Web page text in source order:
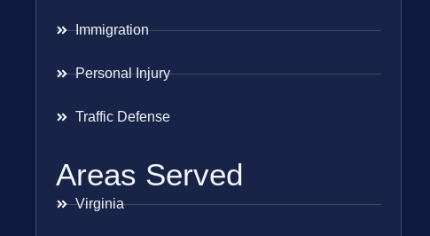
Immigration
Personal Injury
Traffic Defense
Areas Served
Virginia